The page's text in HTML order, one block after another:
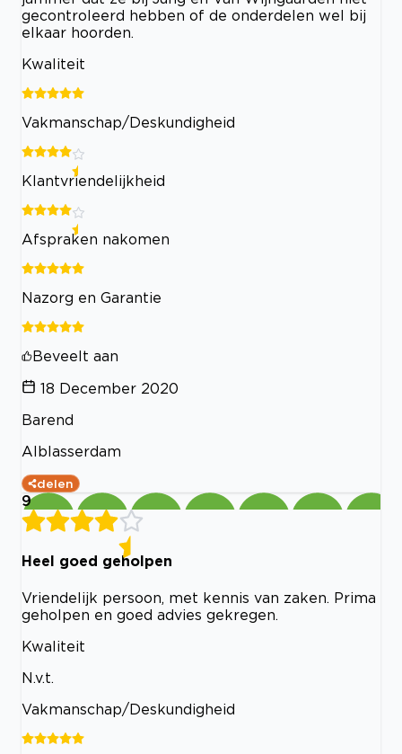
gecontroleerd hebben of de onderdelen wel bij
elkaar hoorden.
Kwaliteit
Vakmanschap/Deskundigheid
Klantvriendelijkheid
Afspraken nakomen
Nazorg en Garantie
Beveelt aan
18 December 2020
Barend
Alblasserdam
delen
9
Heel goed geholpen
Vriendelijk persoon, met kennis van zaken. Prima
geholpen en goed advies gekregen.
Kwaliteit
N.v.t.
Vakmanschap/Deskundigheid